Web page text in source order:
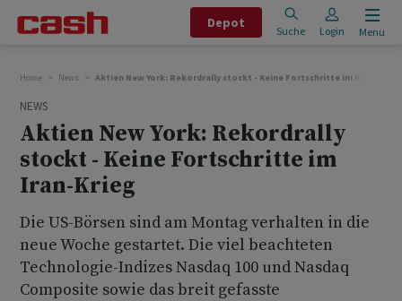
Depot
Suche Login Menu
Home News Aktien New York: Rekordrally stockt - Keine Fortschritte im Iran-Krieg
NEWS
Aktien New York: Rekordrally
stockt - Keine Fortschritte im
Iran-Krieg
Die US-Börsen sind am Montag verhalten in die
neue Woche gestartet. Die viel beachteten
Technologie-Indizes Nasdaq 100 und Nasdaq
Composite sowie das breit gefasste